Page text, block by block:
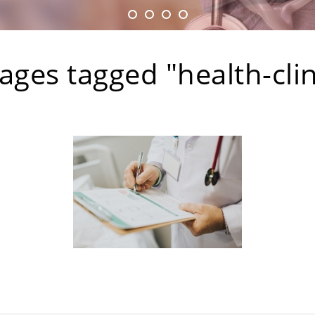
tagged "health-